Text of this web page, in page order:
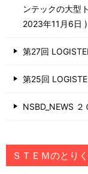
ンテックの大型
2023年11月6日
第27回
第25回
NSBD_NEWS
ＳＴＥＭのとり